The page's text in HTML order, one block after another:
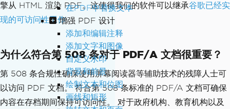
在PDF中替换文本
增强 PDF 设计
添加和编辑注释
添加文字和图像
自定义水印
背景和前景
绘制文本和位图
画线和矩形
擎从 HTML 渲染 PDF。这使得我们的软件可以继承谷歌已经实
现的可访问性工作。
为什么符合第 508 条对于 PDF/A 文档很重要？
第 508 条合规性确保使用屏幕阅读器等辅助技术的残障人士可
以访问 PDF 文档。 符合第 508 条标准的 PDF/A 文档可确保
内容在存档期间保持可访问性。 对于政府机构、教育机构以及